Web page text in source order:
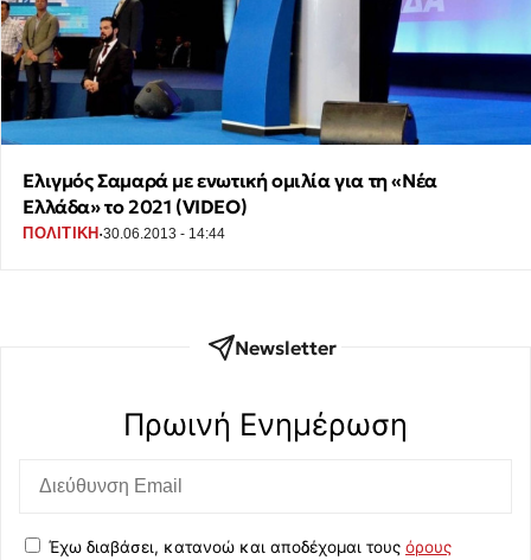
Ελιγμός Σαμαρά με ενωτική ομιλία για τη «Νέα
Ελλάδα» το 2021 (VIDEO)
ΠΟΛΙΤΙΚΗ ·30.06.2013 - 14:44
Newsletter
Πρωινή Eνημέρωση
Έχω διαβάσει, κατανοώ και αποδέχομαι τους όρους